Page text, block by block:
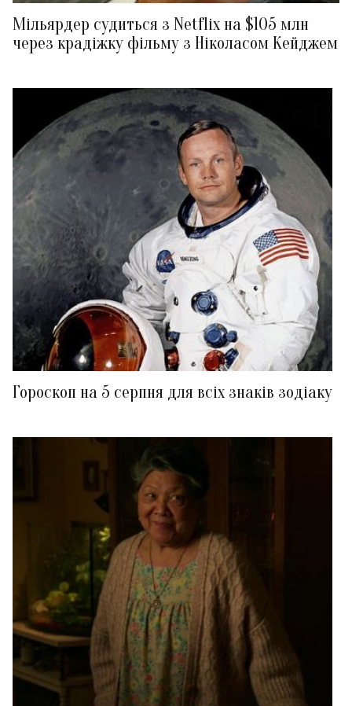
Мільярдер судиться з Netflix на $105 млн
через крадіжку фільму з Ніколасом Кейджем
Гороскоп на 5 серпня для всіх знаків зодіаку